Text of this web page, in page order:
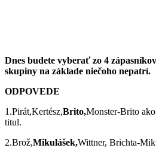
Dnes budete vyberať zo 4
skupiny na základe niečoho nepatrí.
ODPOVEDE
1.Pirát,Kertész,Brito,Monster-Brito
titul.
2.Brož,Mikulášek,Wittner, Brichta-